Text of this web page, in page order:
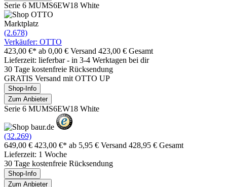
Serie 6 MUMS6EW18 White
Marktplatz
(2.678)
Verkäufer: OTTO
423,00 €* ab 0,00 € Versand 423,00 € Gesamt
Lieferzeit: lieferbar - in 3-4 Werktagen bei dir
30 Tage kostenfreie Rücksendung
GRATIS Versand mit OTTO UP
Shop-Info
Zum Anbieter
Serie 6 MUMS6EW18 White
(32.269)
649,00 € 423,00 €* ab 5,95 € Versand 428,95 € Gesamt
Lieferzeit: 1 Woche
30 Tage kostenfreie Rücksendung
Shop-Info
Zum Anbieter